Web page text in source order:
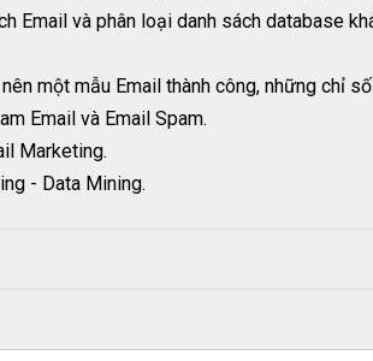
Email và phân loại danh sách database
một mẫu Email thành công, những chỉ
Email và Email Spam.
Marketing.
- Data Mining.